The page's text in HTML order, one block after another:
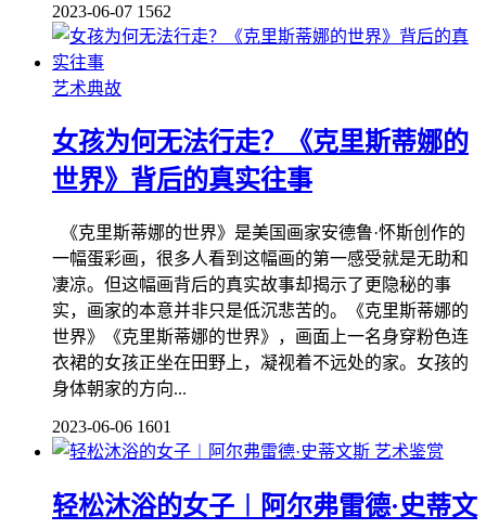
2023-06-07 1562
艺术典故
女孩为何无法行走？《克里斯蒂娜的
世界》背后的真实往事
《克里斯蒂娜的世界》是美国画家安德鲁·怀斯创作的
一幅蛋彩画，很多人看到这幅画的第一感受就是无助和
凄凉。但这幅画背后的真实故事却揭示了更隐秘的事
实，画家的本意并非只是低沉悲苦的。《克里斯蒂娜的
世界》《克里斯蒂娜的世界》，画面上一名身穿粉色连
衣裙的女孩正坐在田野上，凝视着不远处的家。女孩的
身体朝家的方向...
2023-06-06 1601
艺术鉴赏
轻松沐浴的女子︱阿尔弗雷德·史蒂文